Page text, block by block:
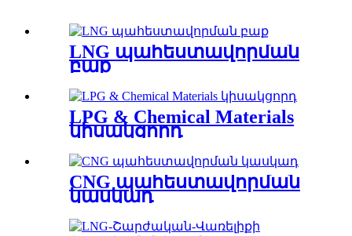
LNG պահեստավորման
բաք
LPG & Chemical Materials
կիսակցորդ
CNG պահեստավորման
կասկադ